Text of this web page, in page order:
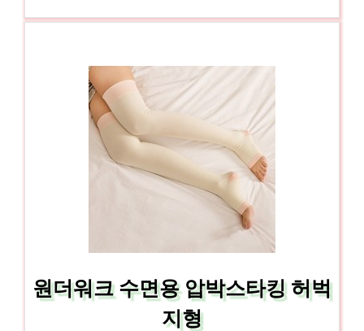
원더워크 수면용 압박스타킹 허벅
지형